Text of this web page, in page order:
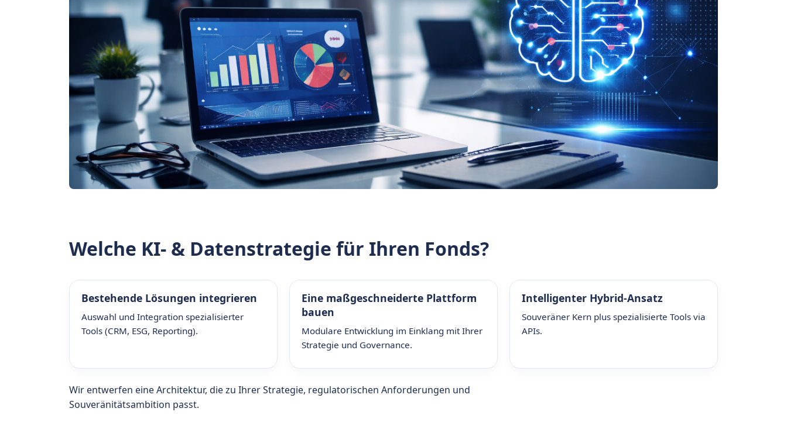
Welche KI- & Datenstrategie für Ihren Fonds?
Bestehende Lösungen integrieren
Auswahl und Integration spezialisierter
Tools (CRM, ESG, Reporting).
Eine maßgeschneiderte Plattform
bauen
Modulare Entwicklung im Einklang mit Ihrer
Strategie und Governance.
Intelligenter Hybrid-Ansatz
Souveräner Kern plus spezialisierte Tools via
APIs.
Wir entwerfen eine Architektur, die zu Ihrer Strategie, regulatorischen Anforderungen und
Souveränitätsambition passt.